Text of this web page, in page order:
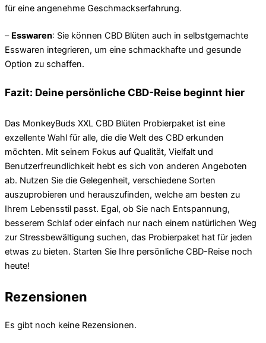
für eine angenehme Geschmackserfahrung.
– Esswaren: Sie können CBD Blüten auch in selbstgemachte
Esswaren integrieren, um eine schmackhafte und gesunde
Option zu schaffen.
Fazit: Deine persönliche CBD-Reise beginnt hier
Das MonkeyBuds XXL CBD Blüten Probierpaket ist eine
exzellente Wahl für alle, die die Welt des CBD erkunden
möchten. Mit seinem Fokus auf Qualität, Vielfalt und
Benutzerfreundlichkeit hebt es sich von anderen Angeboten
ab. Nutzen Sie die Gelegenheit, verschiedene Sorten
auszuprobieren und herauszufinden, welche am besten zu
Ihrem Lebensstil passt. Egal, ob Sie nach Entspannung,
besserem Schlaf oder einfach nur nach einem natürlichen Weg
zur Stressbewältigung suchen, das Probierpaket hat für jeden
etwas zu bieten. Starten Sie Ihre persönliche CBD-Reise noch
heute!
Rezensionen
Es gibt noch keine Rezensionen.